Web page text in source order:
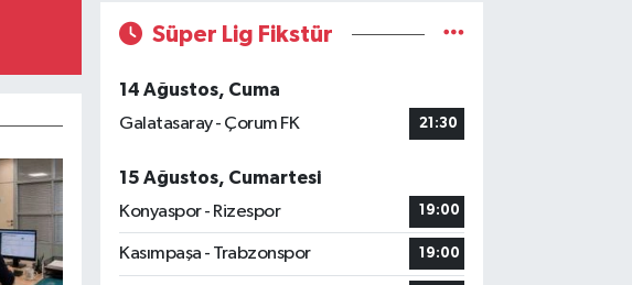
Süper Lig Fikstür
14 Ağustos, Cuma
Galatasaray - Çorum FK
21:30
15 Ağustos, Cumartesi
Konyaspor - Rizespor
19:00
Kasımpaşa - Trabzonspor 19:00